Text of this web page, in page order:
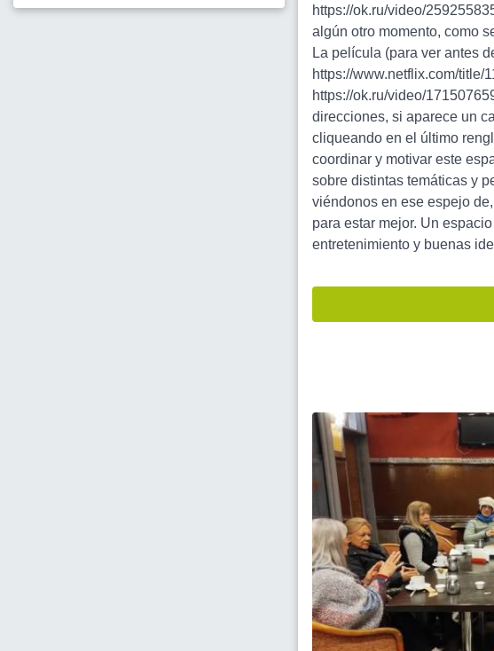
https://ok.ru/video/
algún otro momento, como
La película (para ver antes
https://www.netflix.com/title/
https://ok.ru/video/
direcciones, si aparece un
cliqueando en el último
coordinar y motivar este
sobre distintas temáticas y
viéndonos en ese espejo
para estar mejor. Un
entretenimiento y buenas